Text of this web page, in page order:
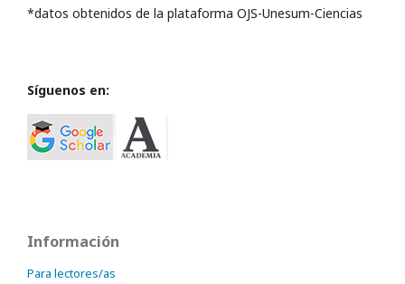
*datos obtenidos de la plataforma OJS-Unesum-Ciencias
Síguenos en:
Información
Para lectores/as